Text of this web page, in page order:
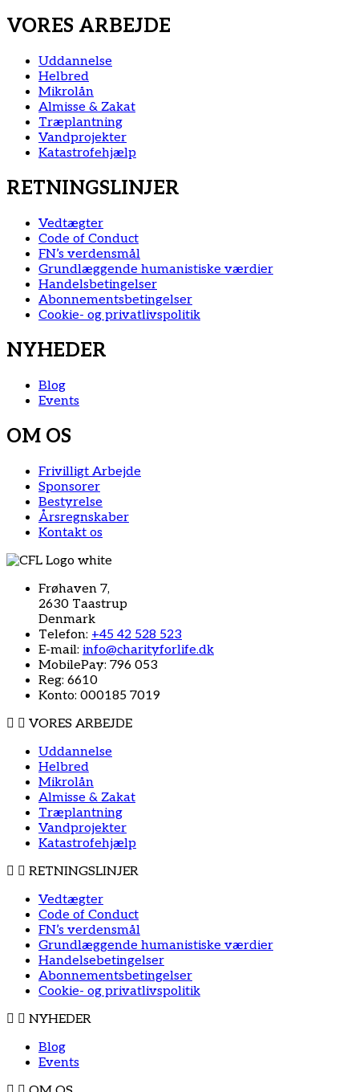
VORES ARBEJDE
Uddannelse
Helbred
Mikrolån
Almisse & Zakat
Træplantning
Vandprojekter
Katastrofehjælp
RETNINGSLINJER
Vedtægter
Code of Conduct
FN’s verdensmål
Grundlæggende humanistiske værdier
Handelsbetingelser
Abonnementsbetingelser
Cookie- og privatlivspolitik
NYHEDER
Blog
Events
OM OS
Frivilligt Arbejde
Sponsorer
Bestyrelse
Årsregnskaber
Kontakt os
Frøhaven 7,
2630 Taastrup
Denmark
Telefon: +45 42 528 523
E-mail: info@charityforlife.dk
MobilePay: 796 053
Reg: 6610
Konto: 000185 7019
VORES ARBEJDE
Uddannelse
Helbred
Mikrolån
Almisse & Zakat
Træplantning
Vandprojekter
Katastrofehjælp
RETNINGSLINJER
Vedtægter
Code of Conduct
FN’s verdensmål
Grundlæggende humanistiske værdier
Handelsebetingelser
Abonnementsbetingelser
Cookie- og privatlivspolitik
NYHEDER
Blog
Events